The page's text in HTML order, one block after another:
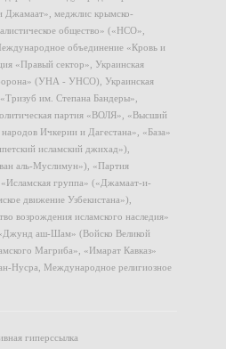
Джамаат», меджлис крымско-
общество» («НСО»,
объединение «Кровь и
«Правый сектор», Украинская
(УНА - УНСО), Украинская
им. Степана Бандеры»,
партия «ВОЛЯ», «Высший
Ичкерии и Дагестана», «База»
исламский джихад»),
аль-Муслимун»), «Партия
группа» («Джамаат-и-
движение Узбекистана»),
возрождения исламского наследия»
аш-Шам» (Войско Великой
Магриба», «Имарат Кавказ»
Нусра, Международное религиозное
гиперссылка